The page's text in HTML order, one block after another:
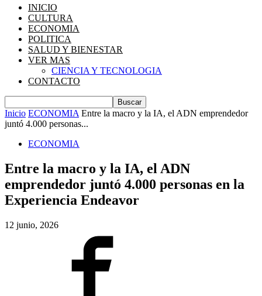
INICIO
CULTURA
ECONOMIA
POLITICA
SALUD Y BIENESTAR
VER MAS
CIENCIA Y TECNOLOGIA
CONTACTO
Inicio ECONOMIA Entre la macro y la IA, el ADN emprendedor
juntó 4.000 personas...
ECONOMIA
Entre la macro y la IA, el ADN
emprendedor juntó 4.000 personas en la
Experiencia Endeavor
12 junio, 2026